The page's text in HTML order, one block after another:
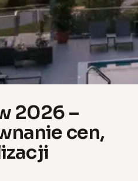
2026 –
cen,